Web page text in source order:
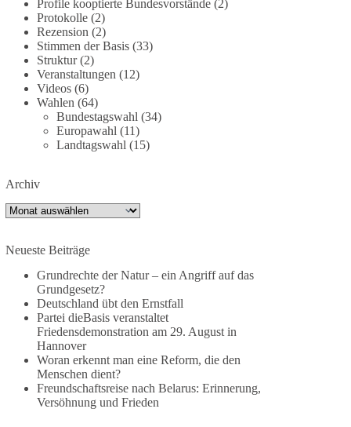
Tabus.
Quellen:https://apnews.com/article/fauci-diaries-
covid-origins-rand-paul-
6b25da9f75a0becbaf2886ab22643e67
https://www.tichyseinblick.de/kolumnen/aus-aller-
welt/usa-tagebuch-fauci-corona-impfung/
#dieBasis #Corona #Aufarbeitung
#Vertrauen
239 36
DieBasis
🕊 Wir wollen den Krieg mit Russland nicht!
Am 20. Juni 2026 fand in Berlin am
Brandenburger Tor die Demonstration mit dem
Motto „Russland ist nicht unser Feind“ statt.
Hier ein Auszug aus der Rede von der
Bundestagsabgeordneten Sevim Dağdelen
Profile kooptierte Bundesvorstände(2)
Protokolle(2)
Rezension (2)
Stimmen der Basis(33)
Struktur(2)
Veranstaltungen (12)
Videos(6)
Wahlen (64)
Bundestagswahl (34)
Europawahl (11)
Landtagswahl (15)
Archiv
Archiv
Neueste Beiträge
Grundrechte der Natur – ein Angriff auf das
Grundgesetz?
Deutschland übt den Ernstfall
Partei dieBasis veranstaltet
Friedensdemonstration am 29. August in
Hannover
Woran erkennt man eine Reform, die den
Menschen dient?
Freundschaftsreise nach Belarus: Erinnerung,
Versöhnung und Frieden